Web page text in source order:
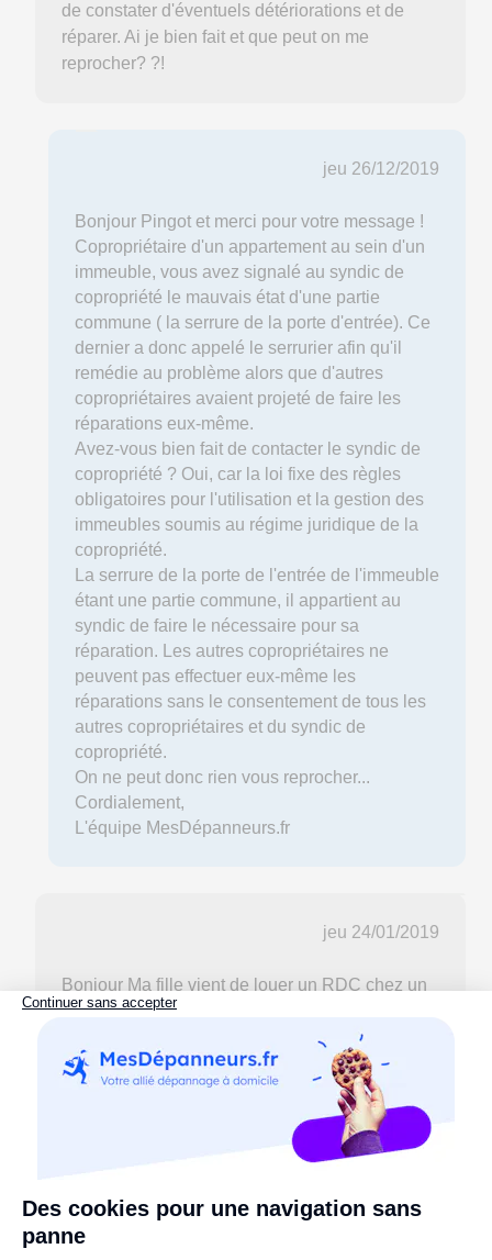
de constater d'éventuels détériorations et de
réparer. Ai je bien fait et que peut on me
reprocher? ?!
jeu 26/12/2019
Bonjour Pingot et merci pour votre message !
Copropriétaire d'un appartement au sein d'un
immeuble, vous avez signalé au syndic de
copropriété le mauvais état d'une partie
commune ( la serrure de la porte d'entrée). Ce
dernier a donc appelé le serrurier afin qu'il
remédie au problème alors que d'autres
copropriétaires avaient projeté de faire les
réparations eux-même.
Avez-vous bien fait de contacter le syndic de
copropriété ? Oui, car la loi fixe des règles
obligatoires pour l'utilisation et la gestion des
immeubles soumis au régime juridique de la
copropriété.
La serrure de la porte de l'entrée de l'immeuble
étant une partie commune, il appartient au
syndic de faire le nécessaire pour sa
réparation. Les autres copropriétaires ne
peuvent pas effectuer eux-même les
réparations sans le consentement de tous les
autres copropriétaires et du syndic de
copropriété.
On ne peut donc rien vous reprocher...
Cordialement,
L'équipe MesDépanneurs.fr
jeu 24/01/2019
Bonjour Ma fille vient de louer un RDC chez un
propriétaire privé mais la porte palière n'est pas
sécurisée. Il y a bien une serrure 3 points sur la
porte mais une fois la porte fermée a clé, il y a
un jour de 15 mm tout autour entre la porte et la
bâti. J 'ai du superposer 2 couches de joint pour
ne pas laisser passer l'air et maintenant il faut
forcer pour verrouiller a clé. la porte de
l'immeuble vient d’être forcée, j'ai peur pour sa
sécurité. Cela figure dans l'état des lieux avec
photos mais le gérant fait la sourde d'oreille.